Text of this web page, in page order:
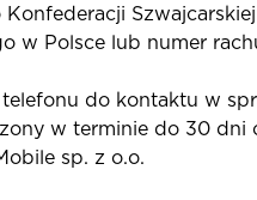
w Polsce lub numer
do kontaktu w
w terminie do 30 dni
sp. z o.o.